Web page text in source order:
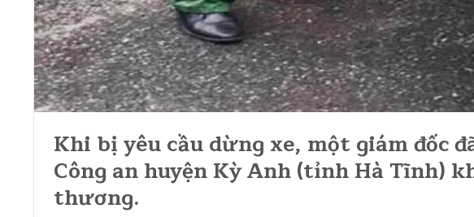
Khi bị yêu cầu dừng xe, một giám đốc
Công an huyện Kỳ Anh (tỉnh Hà Tĩnh)
thương.